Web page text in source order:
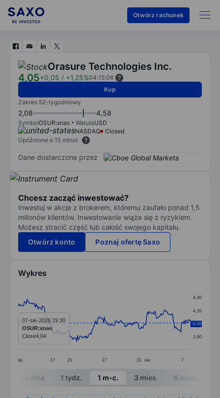
Otwórz rachunek
Orasure Technologies Inc.
4,05+0,05 / +1,25%04:15:06
Kup
Zakres 52-tygodniowy
2,08 4,58
SymbolOSUR:xnas WalutaUSD
NASDAQ
Closed
Opóźnione o 15 minut
Dane dostarczone przez
Chcesz zacząć inwestować?
Inwestuj w akcje z brokerem, któremu zaufało ponad 1,5
milionów klientów. Inwestowanie wiąże się z ryzykiem.
Możesz stracić część lub całość swojego kapitału.
Otwórz konto
Poznaj ofertę Saxo
Wykres
Line chart with 251 data points.
The chart has 1 X axis displaying categories.
The chart has 1 Y axis displaying values. Data
lip 17 21 27 31 sie 7
3,80
4,00
4,20
4,40
4,00
07-sie-2026 19:30
OSUR:xnas
Close4,04
End of interactive chart.
W ciągu dnia 1 tydz. 1 m-c. 3 mies. 6 mies.